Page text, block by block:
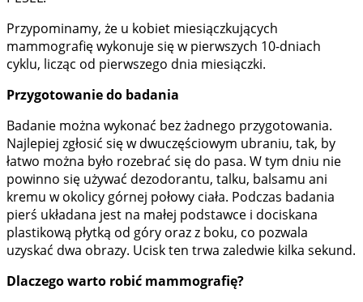
Przypominamy, że u kobiet miesiączkujących
mammografię wykonuje się w pierwszych 10-dniach
cyklu, licząc od pierwszego dnia miesiączki.
Przygotowanie do badania
Badanie można wykonać bez żadnego przygotowania.
Najlepiej zgłosić się w dwuczęściowym ubraniu, tak, by
łatwo można było rozebrać się do pasa. W tym dniu nie
powinno się używać dezodorantu, talku, balsamu ani
kremu w okolicy górnej połowy ciała. Podczas badania
pierś układana jest na małej podstawce i dociskana
plastikową płytką od góry oraz z boku, co pozwala
uzyskać dwa obrazy. Ucisk ten trwa zaledwie kilka sekund.
Dlaczego warto robić mammografię?